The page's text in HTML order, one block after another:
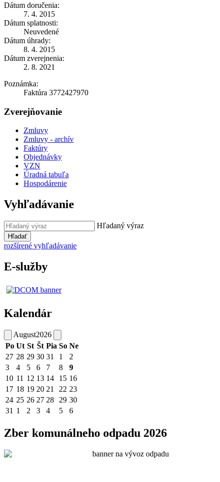
Dátum doručenia:
7. 4. 2015
Dátum splatnosti:
Neuvedené
Dátum úhrady:
8. 4. 2015
Dátum zverejnenia:
2. 8. 2021
Poznámka:
Faktúra 3772427970
Zverejňovanie
Zmluvy
Zmluvy - archív
Faktúry
Objednávky
VZN
Úradná tabuľa
Hospodárenie
Vyhľadávanie
Hľadaný výraz
Hľadať
rozšírené vyhľadávanie
E-služby
Kalendár
August2026
Po Ut St Št Pia So Ne
27 28 29 30 31 1
2
3
4 5 6 7 8
9
10 11 12 13 14 15 16
17 18 19 20 21 22 23
24 25 26 27 28 29 30
31 1 2 3 4 5 6
Zber komunálneho odpadu 2026